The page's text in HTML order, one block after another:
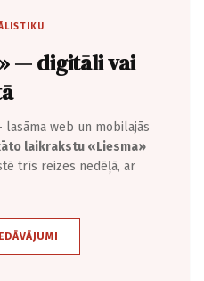
— digitāli vai
lasāma web un mobilajās
laikrakstu «Liesma»
trīs reizes nedēļā, ar